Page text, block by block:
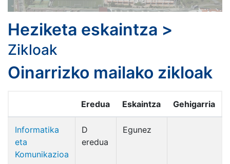
Heziketa eskaintza >
Zikloak
Oinarrizko mailako zikloak
Eredua Eskaintza Gehigarria
Informatika
eta
Komunikazioa
D
eredua
Egunez